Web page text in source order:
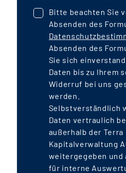
Bitte beachten Sie
Absenden des
Absenden des
Sie sich
Daten bis zu Ihrem
Widerruf bei uns
werden.
Selbstverständlich
Daten vertraulich
außerhalb der Terra
Kapitalverwaltung
weitergegeben und
für interne